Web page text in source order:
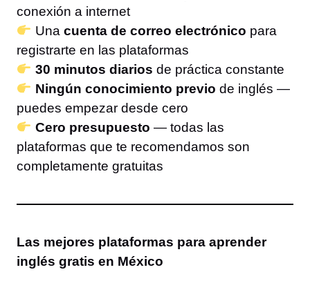
conexión a internet
Una cuenta de correo electrónico para
registrarte en las plataformas
30 minutos diarios de práctica constante
Ningún conocimiento previo de inglés —
puedes empezar desde cero
Cero presupuesto — todas las
plataformas que te recomendamos son
completamente gratuitas
Las mejores plataformas para aprender
inglés gratis en México